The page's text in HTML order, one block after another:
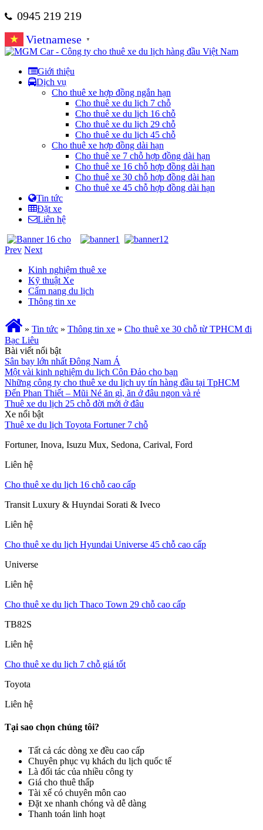
0945 219 219
Vietnamese
▼
Giới thiệu
Dịch vụ
Cho thuê xe hợp đồng ngắn hạn
Cho thuê xe du lịch 7 chỗ
Cho thuê xe du lịch 16 chỗ
Cho thuê xe du lịch 29 chỗ
Cho thuê xe du lịch 45 chỗ
Cho thuê xe hợp đồng dài hạn
Cho thuê xe 7 chỗ hợp đồng dài hạn
Cho thuê xe 16 chỗ hợp đồng dài hạn
Cho thuê xe 30 chỗ hợp đồng dài hạn
Cho thuê xe 45 chỗ hợp đồng dài hạn
Tin tức
Đặt xe
Liên hệ
Prev Next
Kinh nghiệm thuê xe
Kỹ thuật Xe
Cẩm nang du lịch
Thông tin xe
» Tin tức » Thông tin xe » Cho thuê xe 30 chỗ từ TPHCM đi
Bạc Liêu
Bài viết nổi bật
Sân bay lớn nhất Đông Nam Á
Một vài kinh nghiệm du lịch Côn Đảo cho bạn
Những công ty cho thuê xe du lịch uy tín hàng đầu tại TpHCM
Đến Phan Thiết – Mũi Né ăn gì, ăn ở đâu ngon và rẻ
Thuê xe du lịch 25 chỗ đời mới ở đâu
Xe nổi bật
Thuê xe du lịch Toyota Fortuner 7 chỗ
Fortuner, Inova, Isuzu Mux, Sedona, Carival, Ford
Liên hệ
Cho thuê xe du lịch 16 chỗ cao cấp
Transit Luxury & Huyndai Sorati & Iveco
Liên hệ
Cho thuê xe du lịch Hyundai Universe 45 chỗ cao cấp
Universe
Liên hệ
Cho thuê xe du lịch Thaco Town 29 chỗ cao cấp
TB82S
Liên hệ
Cho thuê xe du lịch 7 chỗ giá tốt
Toyota
Liên hệ
Tại sao chọn chúng tôi?
Tất cả các dòng xe đều cao cấp
Chuyên phục vụ khách du lịch quốc tế
Là đối tác của nhiều công ty
Giá cho thuê thấp
Tài xế có chuyên môn cao
Đặt xe nhanh chóng và dễ dàng
Thanh toán linh hoạt